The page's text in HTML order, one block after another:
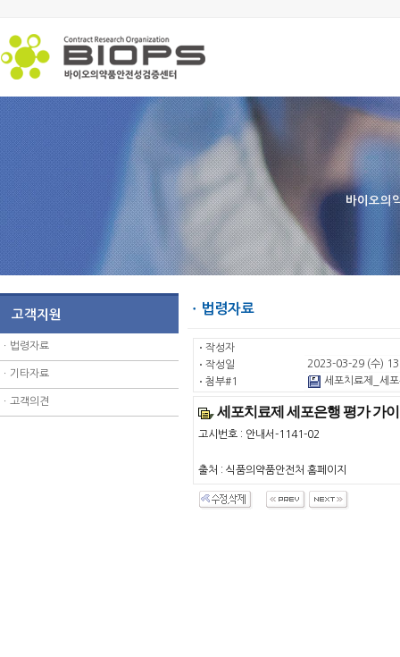
바이오의
고객지원
ㆍ 법령자료
ㆍ 기타자료
ㆍ 고객의견
ㆍ법령자료
ㆍ 작성자
ㆍ 작성일
2023-03-29 (수)
ㆍ 첨부#1 세포치료제_세
세포치료제 세포은행 평가 가
고시번호 : 안내서-1141-02
출처 : 식품의약품안전처 홈페이지